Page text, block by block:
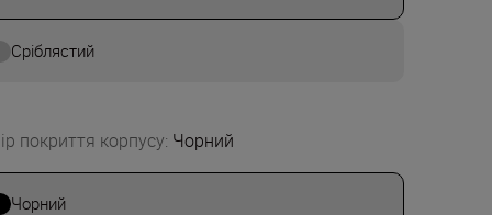
Сріблястий
покриття корпусу: Чорний
Чорний